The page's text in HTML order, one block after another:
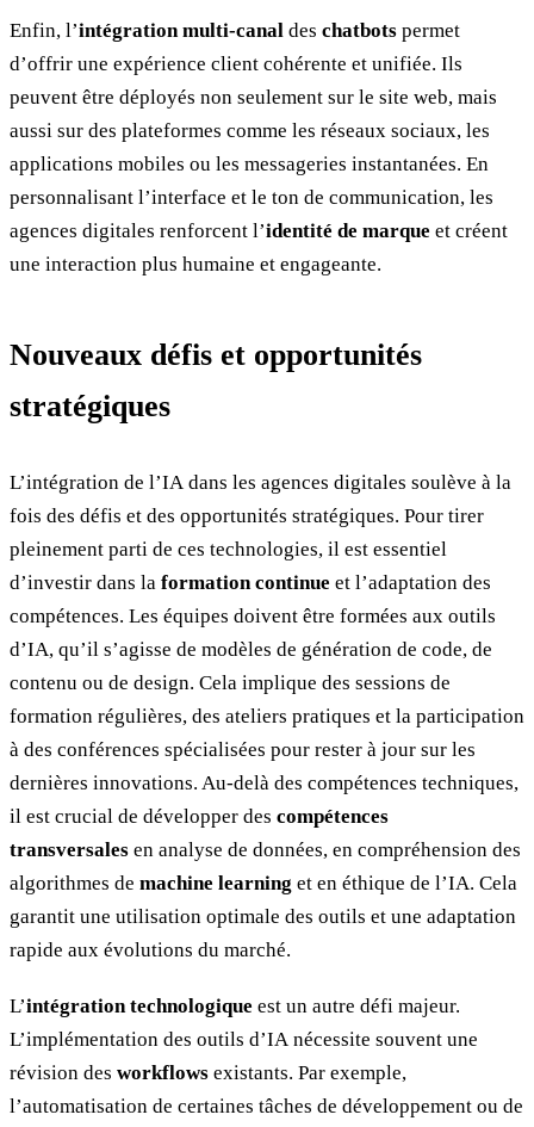
Enfin, l’intégration multi-canal des chatbots permet
d’offrir une expérience client cohérente et unifiée. Ils
peuvent être déployés non seulement sur le site web, mais
aussi sur des plateformes comme les réseaux sociaux, les
applications mobiles ou les messageries instantanées. En
personnalisant l’interface et le ton de communication, les
agences digitales renforcent l’identité de marque et créent
une interaction plus humaine et engageante.
Nouveaux défis et opportunités
stratégiques
L’intégration de l’IA dans les agences digitales soulève à la
fois des défis et des opportunités stratégiques. Pour tirer
pleinement parti de ces technologies, il est essentiel
d’investir dans la formation continue et l’adaptation des
compétences. Les équipes doivent être formées aux outils
d’IA, qu’il s’agisse de modèles de génération de code, de
contenu ou de design. Cela implique des sessions de
formation régulières, des ateliers pratiques et la participation
à des conférences spécialisées pour rester à jour sur les
dernières innovations. Au-delà des compétences techniques,
il est crucial de développer des compétences
transversales en analyse de données, en compréhension des
algorithmes de machine learning et en éthique de l’IA. Cela
garantit une utilisation optimale des outils et une adaptation
rapide aux évolutions du marché.
L’intégration technologique est un autre défi majeur.
L’implémentation des outils d’IA nécessite souvent une
révision des workflows existants. Par exemple,
l’automatisation de certaines tâches de développement ou de